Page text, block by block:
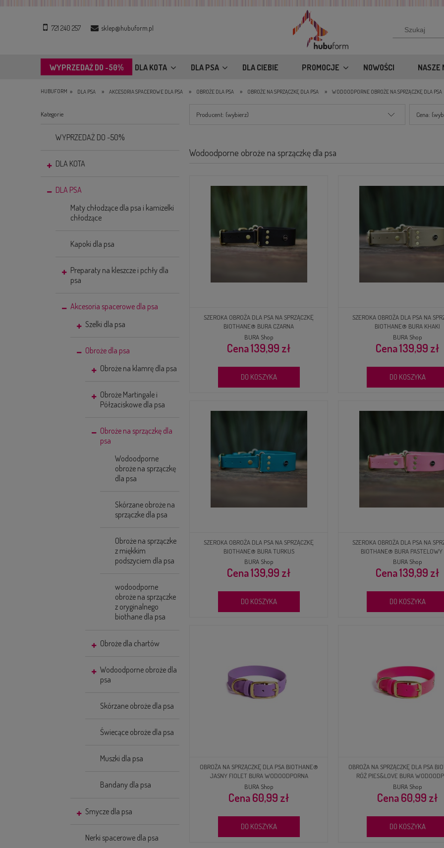
721 240 257 sklep@hubuform.pl
WYPRZEDAŻ DO -50% DLA KOTA DLA PSA DLA CIEBIE PROMOCJE NOWOŚCI NASZE
HUBUFORM » DLA PSA » AKCESORIA SPACEROWE DLA PSA » OBROŻE DLA PSA » OBROŻE NA SPRZĄCZKĘ DLA PSA » WODOODPORNE OBROŻE NA SPRZĄCZKĘ DLA PSA
Kategorie
WYPRZEDAŻ DO -50%
DLA KOTA
DLA PSA
Maty chłodzące dla psa i kamizelki
chłodzące
Kapoki dla psa
Preparaty na kleszcze i pchły dla
psa
Akcesoria spacerowe dla psa
Szelki dla psa
Obroże dla psa
Obroże na klamrę dla psa
Obroże Martingale i
Półzaciskowe dla psa
Obroże na sprzączkę dla
psa
Wodoodporne
obroże na sprzączkę
dla psa
Skórzane obroże na
sprzączke dla psa
Obroże na sprzączke
z miękkim
podszyciem dla psa
wodoodporne
obroże na sprzączke
z oryginalnego
biothane dla psa
Obroże dla chartów
Wodoodporne obroże dla
psa
Skórzane obroże dla psa
Świecące obroże dla psa
Muszki dla psa
Bandany dla psa
Smycze dla psa
Nerki spacerowe dla psa
Producent: (wybierz) Cena:
Wodoodporne obroże na sprzączkę dla psa
SZEROKA OBROŻA DLA PSA NA SPRZĄCZKĘ
BIOTHANE® BURA CZARNA
BURA Shop
139,99 zł
DO KOSZYKA
SZEROKA OBROŻA DLA PSA NA
BIOTHANE® BURA KHAKI
BURA Shop
139,99 zł
DO KOSZYKA
SZEROKA OBROŻA DLA PSA NA SPRZĄCZKĘ
BIOTHANE® BURA TURKUS
BURA Shop
139,99 zł
DO KOSZYKA
SZEROKA OBROŻA DLA PSA NA
BIOTHANE® BURA PASTELOWY
BURA Shop
139,99 zł
DO KOSZYKA
OBROŻA NA SPRZĄCZKĘ DLA PSA BIOTHANE®
JASNY FIOLET BURA WODOODPORNA
BURA Shop
60,99 zł
DO KOSZYKA
OBROŻA NA SPRZĄCZKĘ DLA PSA
RÓŻ PIES&LOVE BURA
BURA Shop
60,99 zł
DO KOSZYKA